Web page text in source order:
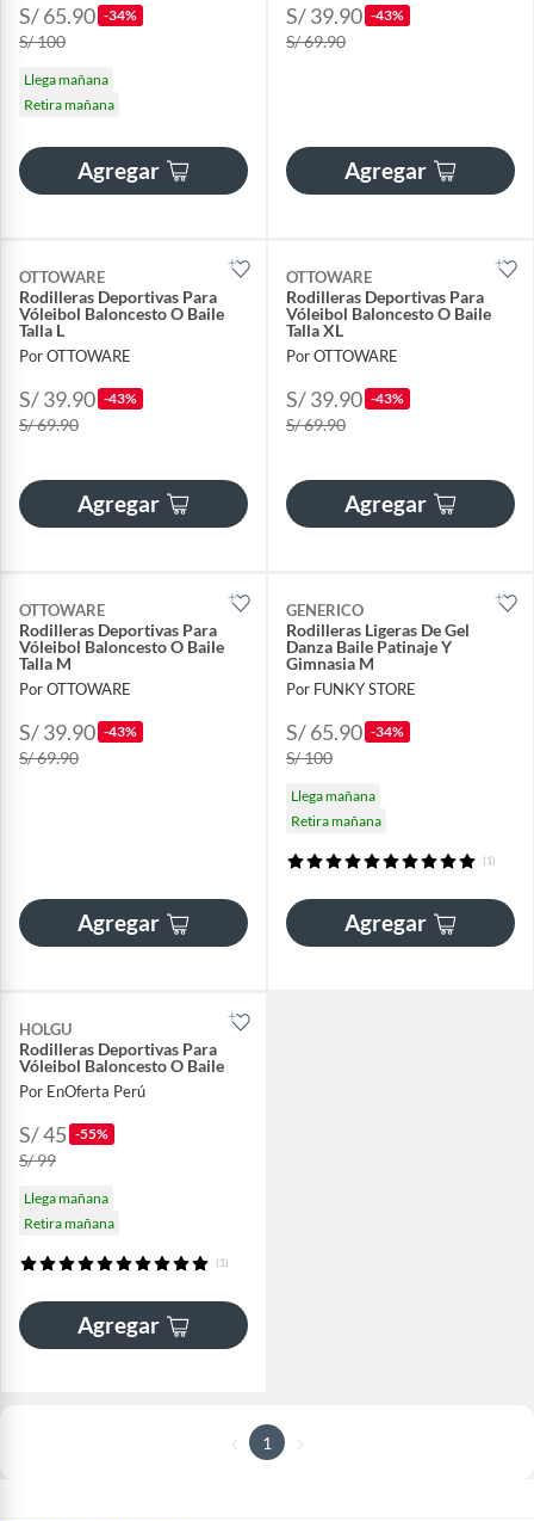
S/ 65.90 -34%
S/ 100
Llega mañana
Retira mañana
Agregar
S/ 39.90 -43%
S/ 69.90
Agregar
OTTOWARE
Rodilleras Deportivas Para
Vóleibol Baloncesto O Baile
Talla L
Por OTTOWARE
S/ 39.90 -43%
S/ 69.90
Agregar
OTTOWARE
Rodilleras Deportivas Para
Vóleibol Baloncesto O Baile
Talla XL
Por OTTOWARE
S/ 39.90 -43%
S/ 69.90
Agregar
OTTOWARE
Rodilleras Deportivas Para
Vóleibol Baloncesto O Baile
Talla M
Por OTTOWARE
S/ 39.90 -43%
S/ 69.90
Agregar
GENERICO
Rodilleras Ligeras De Gel
Danza Baile Patinaje Y
Gimnasia M
Por FUNKY STORE
S/ 65.90 -34%
S/ 100
Llega mañana
Retira mañana
(1)
Agregar
HOLGU
Rodilleras Deportivas Para
Vóleibol Baloncesto O Baile
Por EnOferta Perú
S/ 45 -55%
S/ 99
Llega mañana
Retira mañana
(1)
Agregar
1